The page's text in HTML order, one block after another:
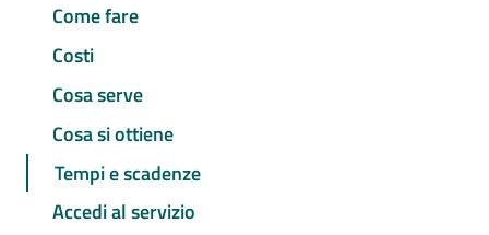
Come fare
Costi
Cosa serve
Cosa si ottiene
Tempi e scadenze
Accedi al servizio